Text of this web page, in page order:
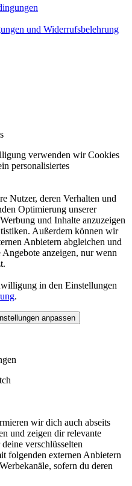
und Widerrufsbelehrung
verwenden wir Cookies
personalisiertes
Nutzer, deren Verhalten und
Optimierung unserer
und Inhalte anzuzeigen
Außerdem können wir
Anbietern abgleichen und
anzeigen, nur wenn
in den Einstellungen
.
anpassen
wir dich auch abseits
und zeigen dir relevante
verschlüsselten
folgenden externen Anbietern
sofern du deren